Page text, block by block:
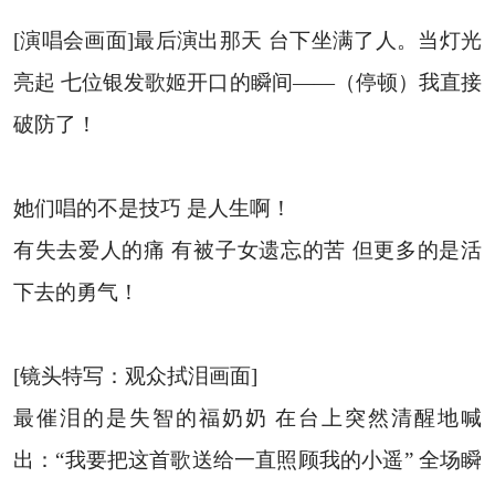
[演唱会画面]最后演出那天 台下坐满了人。当灯光
亮起 七位银发歌姬开口的瞬间——（停顿）我直接
破防了！
她们唱的不是技巧 是人生啊！
有失去爱人的痛 有被子女遗忘的苦 但更多的是活
下去的勇气！
[镜头特写：观众拭泪画面]
最催泪的是失智的福奶奶 在台上突然清醒地喊
出：“我要把这首歌送给一直照顾我的小遥” 全场瞬